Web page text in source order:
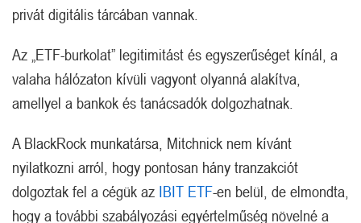
privát digitális tárcában vannak.
Az „ETF-burkolat” legitimitást és egyszerűséget kínál, a
valaha hálózaton kívüli vagyont olyanná alakítva,
amellyel a bankok és tanácsadók dolgozhatnak.
A BlackRock munkatársa, Mitchnick nem kívánt
nyilatkozni arról, hogy pontosan hány tranzakciót
dolgoztak fel a cégük az IBIT ETF-en belül, de elmondta,
hogy a további szabályozási egyértelműség növelné a